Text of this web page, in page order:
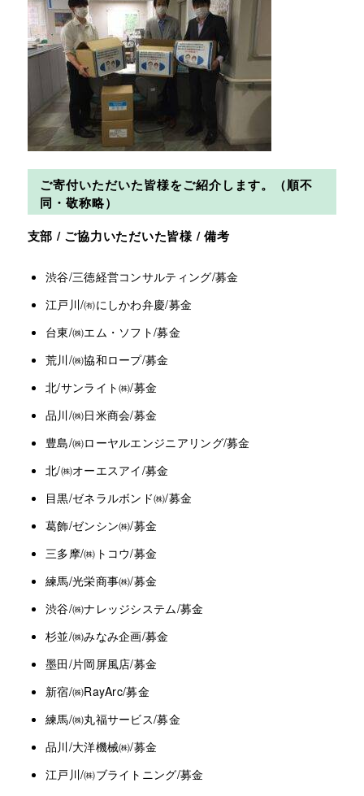
ご寄付いただいた皆様をご紹介します。（順不
同・敬称略）
支部 / ご協力いただいた皆様 / 備考
渋谷/三徳経営コンサルティング/募金
江戸川/㈲にしかわ弁慶/募金
台東/㈱エム・ソフト/募金
荒川/㈱協和ロープ/募金
北/サンライト㈱/募金
品川/㈱日米商会/募金
豊島/㈱ローヤルエンジニアリング/募金
北/㈱オーエスアイ/募金
目黒/ゼネラルボンド㈱/募金
葛飾/ゼンシン㈱/募金
三多摩/㈱トコウ/募金
練馬/光栄商事㈱/募金
渋谷/㈱ナレッジシステム/募金
杉並/㈱みなみ企画/募金
墨田/片岡屏風店/募金
新宿/㈱RayArc/募金
練馬/㈱丸福サービス/募金
品川/大洋機械㈱/募金
江戸川/㈱ブライトニング/募金